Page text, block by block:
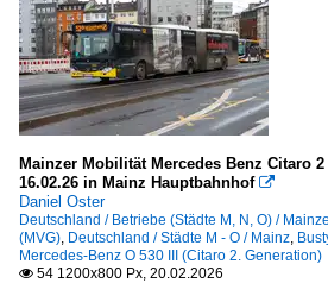
Mainzer Mobilität Mercedes Benz Citaro 2
16.02.26 in Mainz Hauptbahnhof 
Daniel Oster
Deutschland / Betriebe (Städte M, N, O) /
(MVG), Deutschland / Städte M - O / Mainz,
Mercedes-Benz O 530 III (Citaro 2. Generation)
 54 1200x800 Px, 20.02.2026